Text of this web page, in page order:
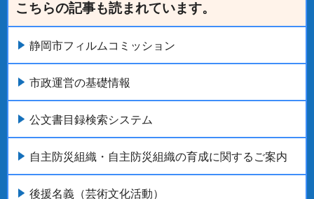
こちらの記事も読まれています。
静岡市フィルムコミッション
市政運営の基礎情報
公文書目録検索システム
自主防災組織・自主防災組織の育成に関するご案内
後援名義（芸術文化活動）